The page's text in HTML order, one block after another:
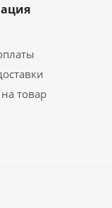
товар